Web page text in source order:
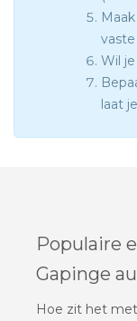
Wil
laat
Populaire
Gapinge
Hoe zit het